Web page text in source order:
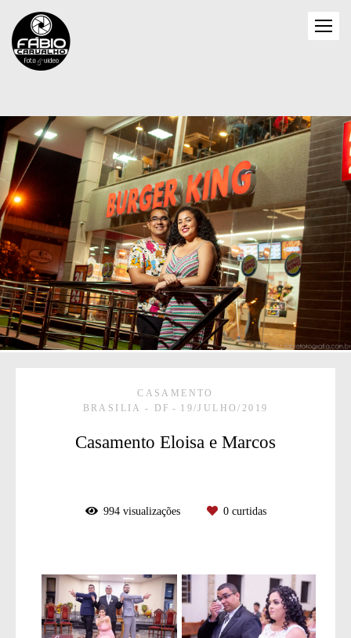
CASAMENTO
BRASILIA - DF
19/JULHO/2019
Casamento Eloisa e Marcos
994visualizações 0curtidas